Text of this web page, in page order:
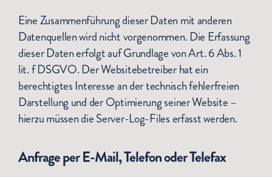
Eine Zusammenführung dieser Daten mit anderen
Datenquellen wird nicht vorgenommen. Die Erfassung
dieser Daten erfolgt auf Grundlage von Art. 6 Abs. 1
lit. f DSGVO. Der Websitebetreiber hat ein
berechtigtes Interesse an der technisch fehlerfreien
Darstellung und der Optimierung seiner Website –
hierzu müssen die Server-Log-Files erfasst werden.
Anfrage per E-Mail, Telefon oder Telefax